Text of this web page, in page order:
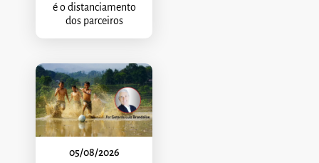
é o distanciamento
dos parceiros
05/08/2026